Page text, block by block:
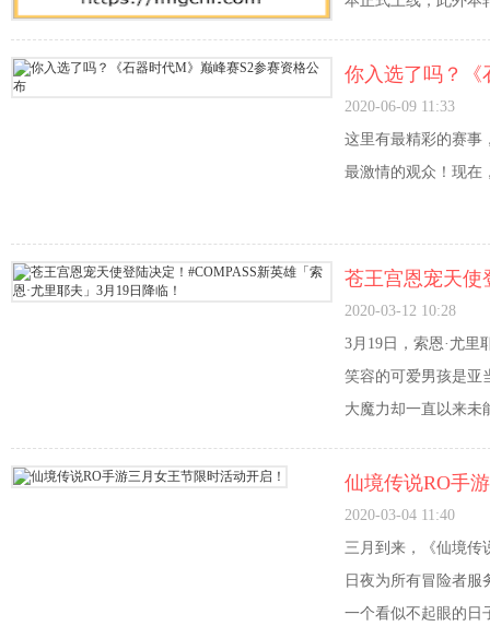
你入选了吗？《
2020-06-09 11:33
这里有最精彩的赛事
最激情的观众！现在
苍王宫恩宠天使
夫」3月19日降
2020-03-12 10:28
3月19日，索恩·尤里
笑容的可爱男孩是亚
大魔力却一直以来
仙境传说RO手
2020-03-04 11:40
三月到来，《仙境传
日夜为所有冒险者
一个看似不起眼的日